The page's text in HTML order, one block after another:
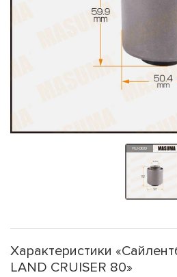
Характеристики
LAND CRUISER 80»